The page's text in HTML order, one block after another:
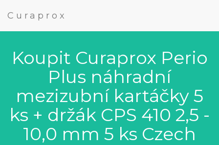
Curaprox
Koupit Curaprox Perio
Plus náhradní
mezizubní kartáčky 5
ks + držák CPS 410 2,5 -
10,0 mm 5 ks Czech